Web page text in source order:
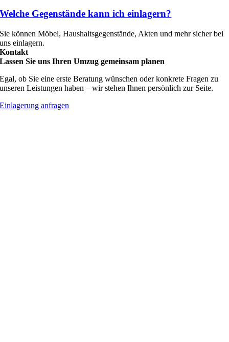
Welche Gegenstände kann ich einlagern?
Sie können Möbel, Haushaltsgegenstände, Akten und mehr sicher bei
uns einlagern.
Kontakt
Lassen Sie uns Ihren Umzug gemeinsam planen
Egal, ob Sie eine erste Beratung wünschen oder konkrete Fragen zu
unseren Leistungen haben – wir stehen Ihnen persönlich zur Seite.
Einlagerung anfragen